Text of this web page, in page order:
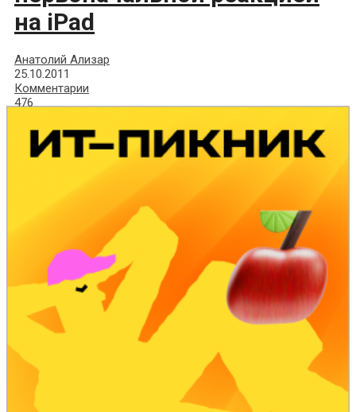
на iPad
Анатолий Ализар
25.10.2011
Комментарии
476